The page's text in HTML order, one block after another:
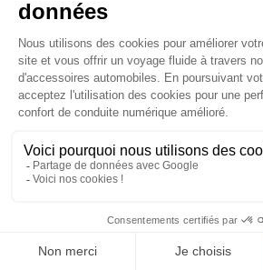
Lubrifiants BMW
Nettoyant extérieur BMW
Pièces détachées BMW
Alimentation Carburant BMW
Boitier papillon BMW
Faisceau de câble pour réservoir
d'aspiration BMW
Injecteur BMW
Pompe diesel BMW
Allumage / Préchauffage BMW